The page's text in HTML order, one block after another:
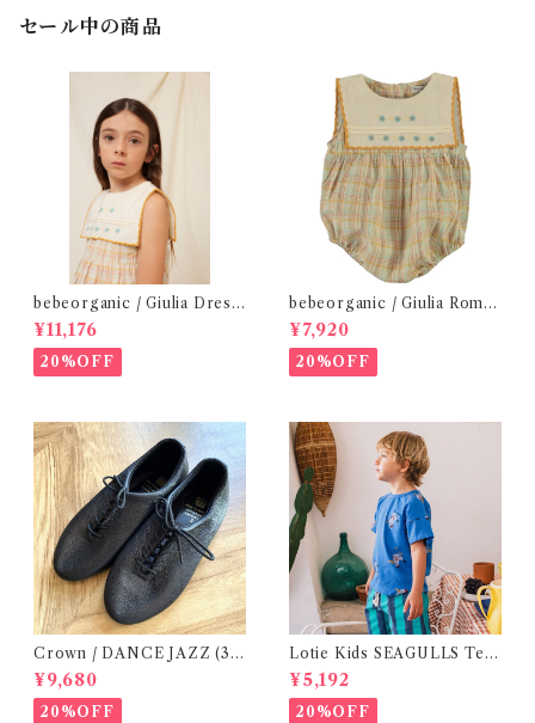
セール中の商品
bebeorganic / Giulia Dress
Lagoon Check (2-6y)
¥11,176
20%OFF
bebeorganic / Giulia Romp
er Lagoon Check( 6・12ｍ)
¥7,920
20%OFF
Crown / DANCE JAZZ (3:2
2cm / 6:24-24,5 ) Black
¥9,680
20%OFF
Lotie Kids SEAGULLS Tee
(12m- 8Y)
¥5,192
20%OFF